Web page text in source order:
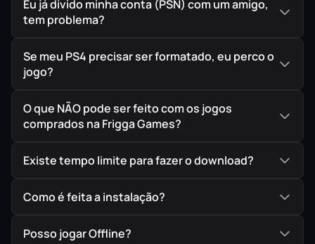
Eu já divido minha conta (PSN) com um amigo,
tem problema?
Se meu PS4 precisar ser formatado, eu perco o
jogo?
O que NÃO pode ser feito com os jogos
comprados na Frigga Games?
Existe tempo limite para fazer o download?
Como é feita a instalação?
Posso jogar Offline?